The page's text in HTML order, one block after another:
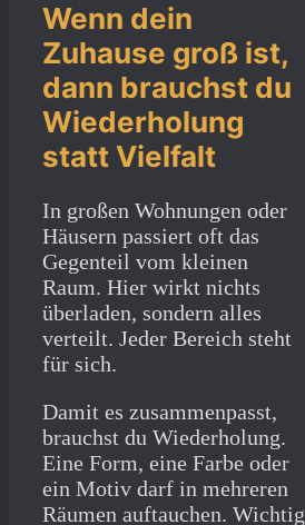
Wenn dein
Zuhause groß ist,
dann brauchst du
Wiederholung
statt Vielfalt
In großen Wohnungen oder
Häusern passiert oft das
Gegenteil vom kleinen
Raum. Hier wirkt nichts
überladen, sondern alles
verteilt. Jeder Bereich steht
für sich.
Damit es zusammenpasst,
brauchst du Wiederholung.
Eine Form, eine Farbe oder
ein Motiv darf in mehreren
Räumen auftauchen. Wichtig